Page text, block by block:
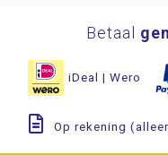
Betaal
iDeal | Wero
Op rekening